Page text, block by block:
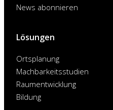
News abonnieren
Lösungen
Ortsplanung
Machbarkeitsstudien
Raumentwicklung
Bildung